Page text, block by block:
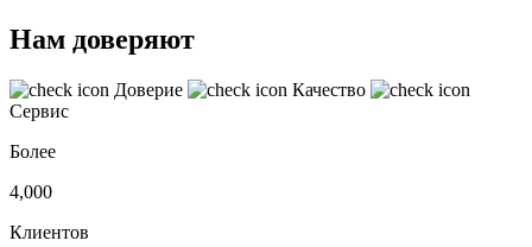
Нам доверяют
Доверие
Качество
Сервис
Более
4,000
Клиентов